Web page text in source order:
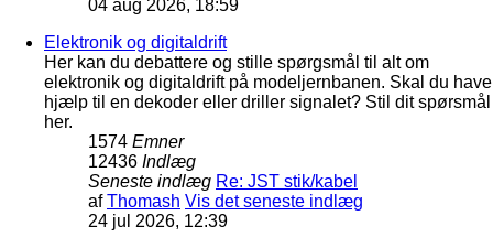
04 aug 2026, 18:59
Elektronik og digitaldrift
Her kan du debattere og stille spørgsmål til alt om
elektronik og digitaldrift på modeljernbanen. Skal du have
hjælp til en dekoder eller driller signalet? Stil dit spørsmål
her.
1574 Emner
12436 Indlæg
Seneste indlæg Re: JST stik/kabel
afThomash Vis det seneste indlæg
24 jul 2026, 12:39